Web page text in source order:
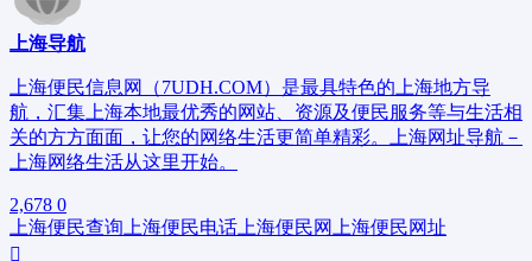
上海导航
上海便民信息网（7UDH.COM）是最具特色的上海地方导
航，汇集上海本地最优秀的网站、资源及便民服务等与生活相
关的方方面面，让您的网络生活更简单精彩。上海网址导航－
上海网络生活从这里开始。
2,678 0
上海便民查询 上海便民电话 上海便民网 上海便民网址